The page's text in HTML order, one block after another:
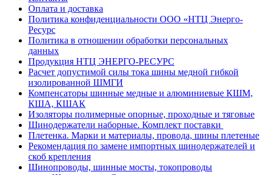
Оплата и доставка
Политика конфиденциальности ООО «НТЦ Энерго-
Ресурс
Политика в отношении обработки персональных
данных
Продукция НТЦ ЭНЕРГО-РЕСУРС
Расчет допустимой силы тока шины медной гибкой
изолированной ШМГИ
Компенсаторы шинные медные и алюминиевые КШМ,
КША, КШАК
Изоляторы полимерные опорные, проходные и тяговые
Шинодержатели наборные. Комплект поставки
Плетенка. Марки и материалы, провода, шины плетеные
Рекомендация по замене импортных шинодержателей и
скоб крепления
Шинопроводы, шинные мосты, токопроводы